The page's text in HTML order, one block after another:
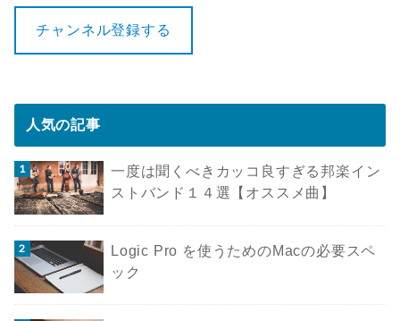
チャンネル登録する
人気の記事
一度は聞くべきカッコ良すぎる邦楽イン
ストバンド１４選【オススメ曲】
Logic Pro を使うためのMacの必要スペ
ック